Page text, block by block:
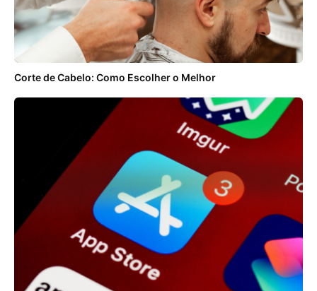
Corte de Cabelo: Como Escolher o Melhor